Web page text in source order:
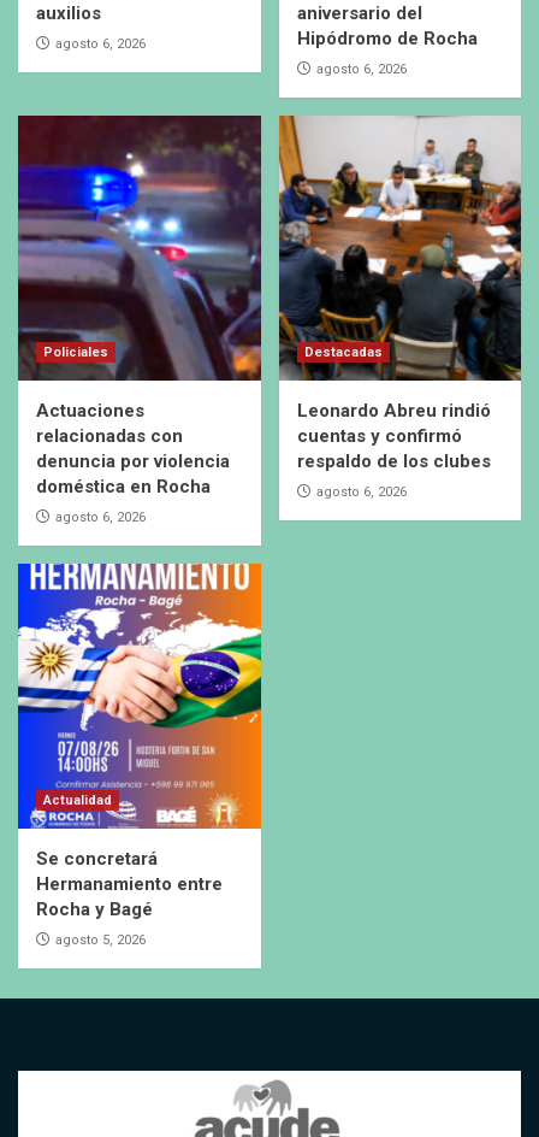
auxilios
agosto 6, 2026
aniversario del
Hipódromo de Rocha
agosto 6, 2026
Policiales
Actuaciones
relacionadas con
denuncia por violencia
doméstica en Rocha
agosto 6, 2026
Destacadas
Leonardo Abreu rindió
cuentas y confirmó
respaldo de los clubes
agosto 6, 2026
Actualidad
Se concretará
Hermanamiento entre
Rocha y Bagé
agosto 5, 2026